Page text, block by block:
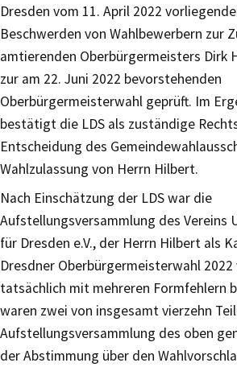
Dresden vom 11. April 2022
Beschwerden von Wahlbewerbern zur
amtierenden Oberbürgermeisters Dirk
zur am 22. Juni 2022 bevorstehenden
Oberbürgermeisterwahl geprüft. Im
bestätigt die LDS als zuständige
Entscheidung des
Wahlzulassung von Herrn Hilbert.
Nach Einschätzung der LDS war die
Aufstellungsversammlung des Vereins
für Dresden e.V., der Herrn Hilbert als
Dresdner Oberbürgermeisterwahl
tatsächlich mit mehreren Formfehlern
waren zwei von insgesamt vierzehn
Aufstellungsversammlung des oben
der Abstimmung über den